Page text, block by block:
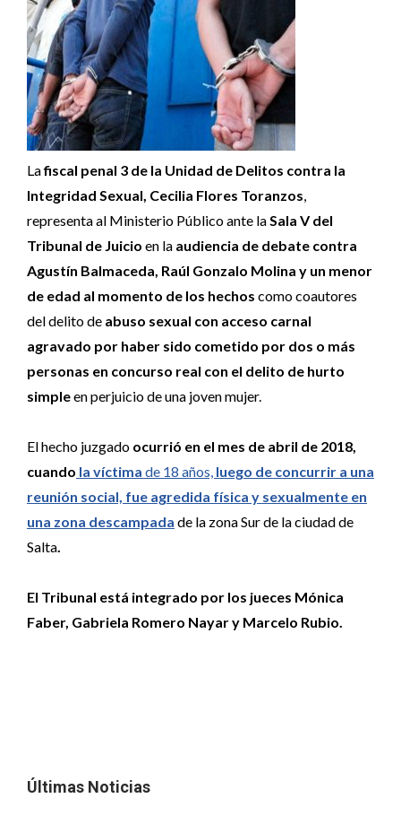
Lafiscal penal 3 de la Unidad de Delitos contra la
Integridad Sexual, Cecilia Flores Toranzos,
representa al Ministerio Público ante laSala V del
Tribunal de Juicio en la audiencia de debate contra
Agustín Balmaceda, Raúl Gonzalo Molina y un menor
de edad al momento de los hechos como coautores
del delito de abuso sexual con acceso carnal
agravado por haber sido cometido por dos o más
personas en concurso real con el delito de hurto
simpleen perjuicio de una joven mujer.
El hecho juzgado ocurrió en el mes de abril de 2018,
cuando la víctima de 18 años, luego de concurrir a una
reunión social, fue agredida física y sexualmente en
una zona descampada de la zona Sur de la ciudad de
Salta.
El Tribunal está integrado por los jueces Mónica
Faber, Gabriela Romero Nayar y Marcelo Rubio.
Últimas Noticias